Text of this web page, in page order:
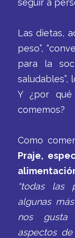
seguir a
Las dietas,
peso”,
para la
saludables”,
Y ¿por
comemos?
Como
Praje,
“todas las
algunas
nos gusta
aspectos